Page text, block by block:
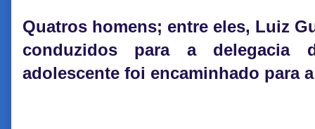
Quatros homens; entre eles, Luiz
conduzidos para a delegacia
adolescente foi encaminhado para